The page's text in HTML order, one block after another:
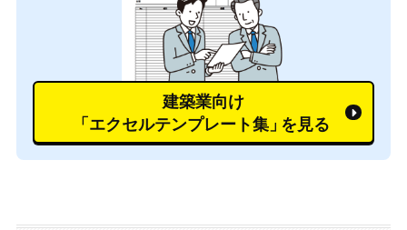
建築業向け
「エクセルテンプレート集」を見る